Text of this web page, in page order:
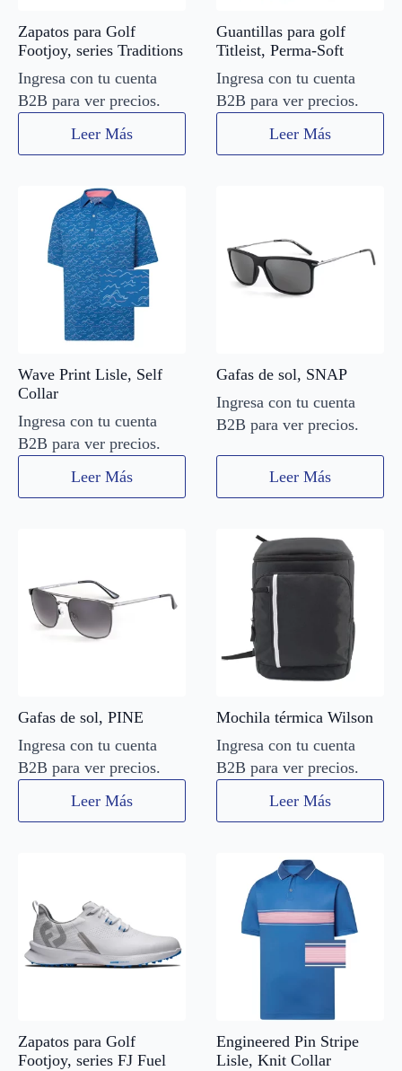
Zapatos para Golf
Footjoy, series Traditions
Ingresa con tu cuenta
B2B para ver precios.
Leer Más
Guantillas para golf
Titleist, Perma-Soft
Ingresa con tu cuenta
B2B para ver precios.
Leer Más
Wave Print Lisle, Self
Collar
Ingresa con tu cuenta
B2B para ver precios.
Leer Más
Gafas de sol, SNAP
Ingresa con tu cuenta
B2B para ver precios.
Leer Más
Gafas de sol, PINE
Ingresa con tu cuenta
B2B para ver precios.
Leer Más
Mochila térmica Wilson
Ingresa con tu cuenta
B2B para ver precios.
Leer Más
Zapatos para Golf
Footjoy, series FJ Fuel
Engineered Pin Stripe
Lisle, Knit Collar